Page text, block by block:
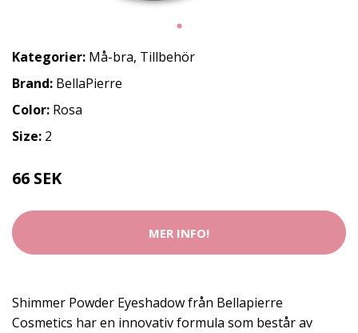
Kategorier: Må-bra, Tillbehör
Brand: BellaPierre
Color: Rosa
Size: 2
66 SEK
MER INFO!
Shimmer Powder Eyeshadow från Bellapierre
Cosmetics har en innovativ formula som består av